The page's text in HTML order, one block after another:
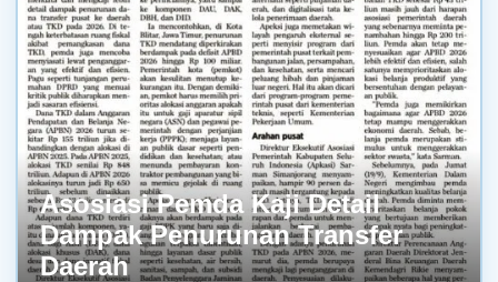
Asosiasi Pemda Kaji Detail
Dampak Penurunan Transfer
Daerah